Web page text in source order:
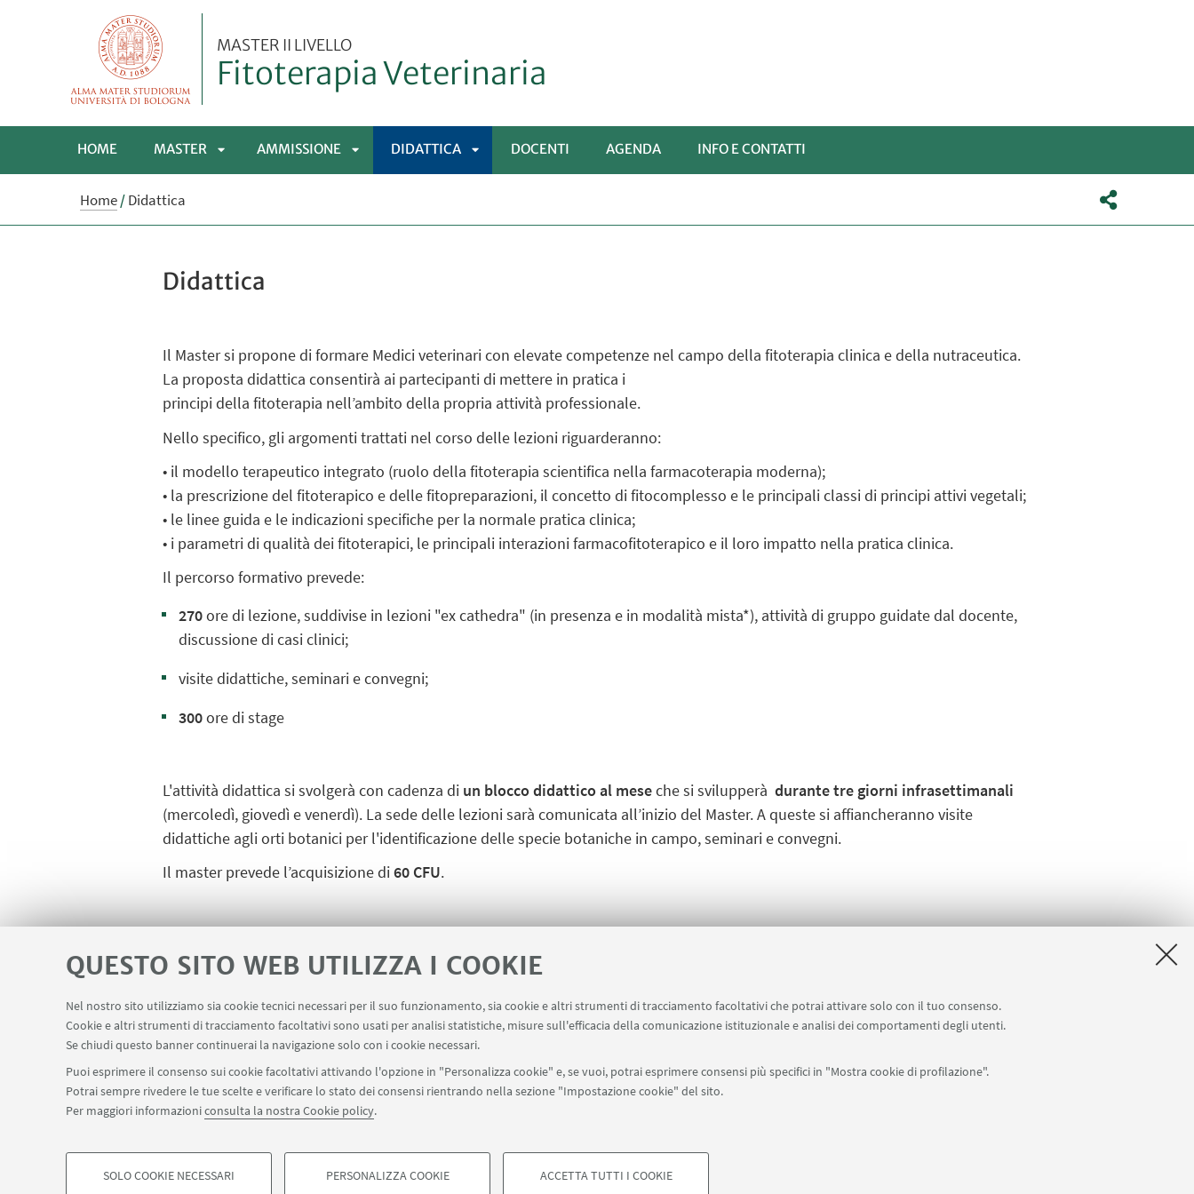
QUESTO SITO WEB UTILIZZA I COOKIE
Nel nostro sito utilizziamo sia cookie tecnici necessari per il suo funzionamento, sia cookie e altri strumenti di tracciamento facoltativi che potrai attivare solo con il tuo consenso.
Cookie e altri strumenti di tracciamento facoltativi sono usati per analisi statistiche, misure sull'efficacia della comunicazione istituzionale e analisi dei comportamenti degli utenti.
Se chiudi questo banner continuerai la navigazione solo con i cookie necessari.
Puoi esprimere il consenso sui cookie facoltativi attivando l'opzione in "Personalizza cookie" e, se vuoi, potrai esprimere consensi più specifici in "Mostra cookie di profilazione".
Potrai sempre rivedere le tue scelte e verificare lo stato dei consensi rientrando nella sezione "Impostazione cookie" del sito.
Per maggiori informazioniconsulta la nostra Cookie policy.
SOLO COOKIE NECESSARI PERSONALIZZA COOKIE ACCETTA TUTTI I COOKIE
MASTER II LIVELLO
Fitoterapia Veterinaria
HOME MASTER AMMISSIONE DIDATTICA DOCENTI AGENDA INFO E CONTATTI
Home/Didattica
Didattica
Il Master si propone di formare Medici veterinari con elevate competenze nel campo della fitoterapia clinica e della nutraceutica.
La proposta didattica consentirà ai partecipanti di mettere in pratica i
principi della fitoterapia nell’ambito della propria attività professionale.
Nello specifico, gli argomenti trattati nel corso delle lezioni riguarderanno:
• il modello terapeutico integrato (ruolo della fitoterapia scientifica nella farmacoterapia moderna);
• la prescrizione del fitoterapico e delle fitopreparazioni, il concetto di fitocomplesso e le principali classi di principi attivi vegetali;
• le linee guida e le indicazioni specifiche per la normale pratica clinica;
• i parametri di qualità dei fitoterapici, le principali interazioni farmacofitoterapico e il loro impatto nella pratica clinica.
Il percorso formativo prevede:
270ore di lezione, suddivise in lezioni "ex cathedra" (in presenza e in modalità mista*), attività di gruppo guidate dal docente,
discussione di casi clinici;
visite didattiche, seminari e convegni;
300ore di stage
L'attività didattica si svolgerà con cadenza di un blocco didattico al meseche si svilupperàdurante tre giorni infrasettimanali
(mercoledì, giovedì e venerdì). La sede delle lezioni sarà comunicata all’inizio del Master. A queste si affiancheranno visite
didattiche agli orti botanici per l'identificazione delle specie botaniche in campo, seminari e convegni.
Il master prevede l’acquisizione di60 CFU.
IN EVIDENZA
Brochure [ .pdf 634Kb ]
©Copyright 2026 - ALMA MATER STUDIORUM - Università di Bologna - Via Zamboni, 33 - 40126 Bologna - PI: 01131710376 - CF: 80007010376 -